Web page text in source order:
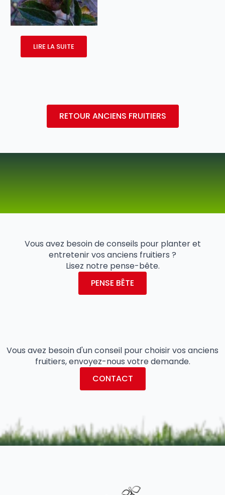
LIRE LA SUITE
RETOUR ANCIENS FRUITIERS
Vous avez besoin de conseils pour planter et
entretenir vos anciens fruitiers ?
Lisez notre pense-bête.
PENSE BÊTE
Vous avez besoin d'un conseil pour choisir vos anciens
fruitiers, envoyez-nous votre demande.
CONTACT